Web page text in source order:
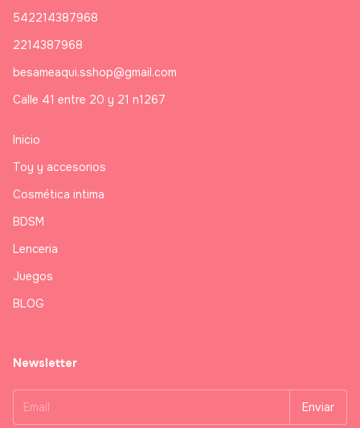
542214387968
2214387968
besameaqui.sshop@gmail.com
Calle 41 entre 20 y 21 n1267
Inicio
Toy y accesorios
Cosmética intima
BDSM
Lenceria
Juegos
BLOG
Newsletter